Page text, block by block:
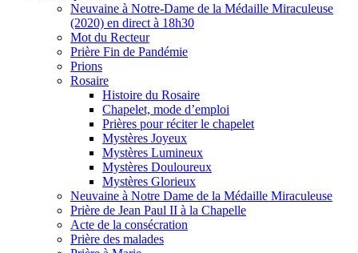
Neuvaine à Notre-Dame de la Médaille Miraculeuse
(2020) en direct à 18h30
Mot du Recteur
Prière Fin de Pandémie
Prions
Rosaire
Histoire du Rosaire
Chapelet, mode d’emploi
Prières pour réciter le chapelet
Mystères Joyeux
Mystères Lumineux
Mystères Douloureux
Mystères Glorieux
Neuvaine à Notre Dame de la Médaille Miraculeuse
Prière de Jean Paul II à la Chapelle
Acte de la consécration
Prière des malades